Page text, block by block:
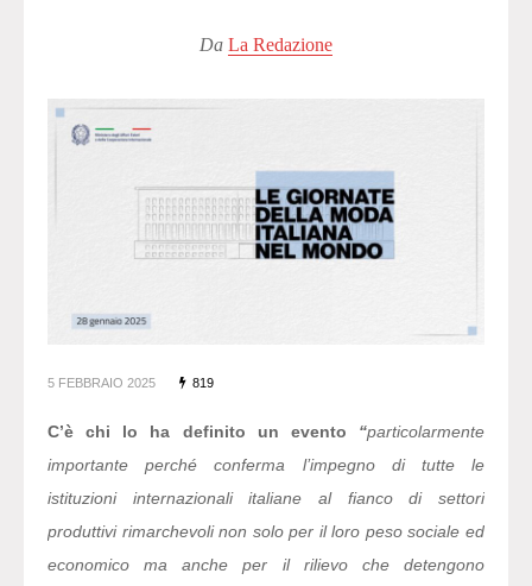
Da La Redazione
5 FEBBRAIO 2025 819
C’è chi lo ha definito un evento “particolarmente
importante perché conferma l’impegno di tutte le
istituzioni internazionali italiane al fianco di settori
produttivi rimarchevoli non solo per il loro peso sociale ed
economico ma anche per il rilievo che detengono